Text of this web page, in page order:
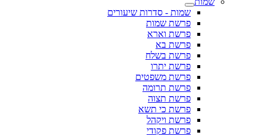
שמות - סדרות שיעורים
פרשת שמות
פרשת וארא
פרשת בא
פרשת בשלח
פרשת יתרו
פרשת משפטים
פרשת תרומה
פרשת תצוה
פרשת כי תשא
פרשת ויקהל
פרשת פקודי